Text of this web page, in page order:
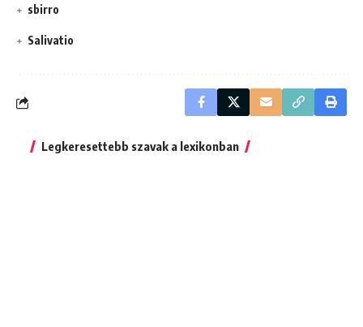
sbirro
Salivatio
Legkeresettebb szavak a lexikonban